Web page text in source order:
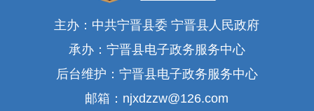
主办：中共宁晋县委 宁晋县人民政府
承办：宁晋县电子政务服务中心
后台维护：宁晋县电子政务服务中心
邮箱：njxdzzw@126.com